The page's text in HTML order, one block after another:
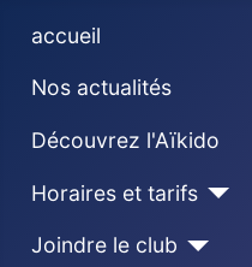
accueil
Nos actualités
Découvrez l'Aïkido
Horaires et tarifs
Joindre le club